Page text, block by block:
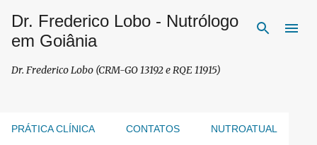
Pular para o conteúdo principal
Dr. Frederico Lobo - Nutrólogo
em Goiânia
Dr. Frederico Lobo (CRM-GO 13192 e RQE 11915)
PRÁTICA CLÍNICA CONTATOS NUTROATUAL